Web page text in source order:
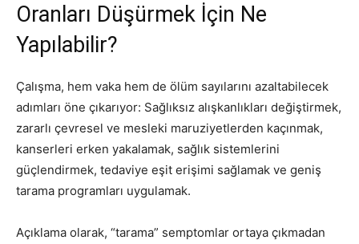
Oranları Düşürmek İçin Ne
Yapılabilir?
Çalışma, hem vaka hem de ölüm sayılarını azaltabilecek
adımları öne çıkarıyor: Sağlıksız alışkanlıkları değiştirmek,
zararlı çevresel ve mesleki maruziyetlerden kaçınmak,
kanserleri erken yakalamak, sağlık sistemlerini
güçlendirmek, tedaviye eşit erişimi sağlamak ve geniş
tarama programları uygulamak.
Açıklama olarak, “tarama” semptomlar ortaya çıkmadan